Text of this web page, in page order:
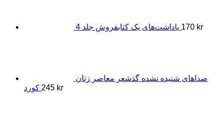
یاداشت‌های یک کتابفروش جلد 4 170 kr
صداهای شنیده نشده گذشعر معاصر زنان
کورد 245 kr